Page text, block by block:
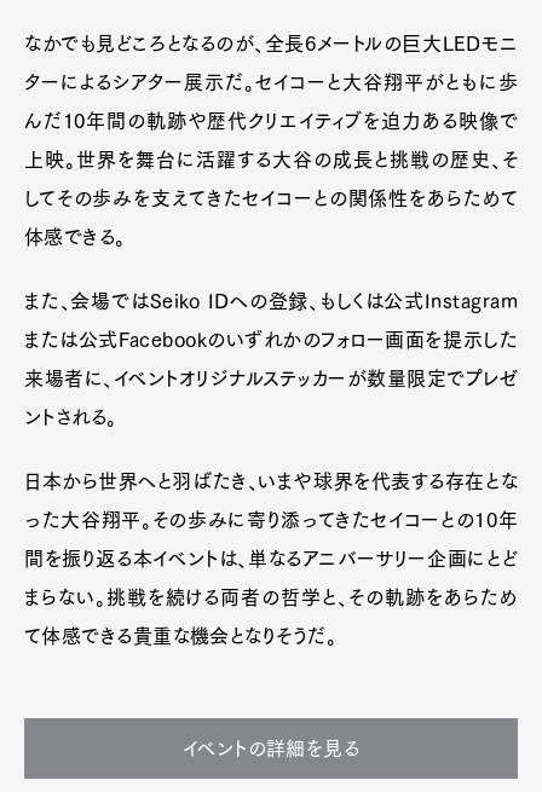
Art&DesignWatchFashion
Cars
ProductCultureLifestyle
Pen Membership
Magazine
Official Columnist
About
なかでも見どころとなるのが、全長6メートルの巨大LEDモニ
ターによるシアター展示だ。セイコーと大谷翔平がともに歩
んだ10年間の軌跡や歴代クリエイティブを迫力ある映像で
上映。世界を舞台に活躍する大谷の成長と挑戦の歴史、そ
してその歩みを支えてきたセイコーとの関係性をあらためて
体感できる。
また、会場ではSeiko IDへの登録、もしくは公式Instagram
または公式Facebookのいずれかのフォロー画面を提示した
来場者に、イベントオリジナルステッカーが数量限定でプレゼ
ントされる。
日本から世界へと羽ばたき、いまや球界を代表する存在とな
った大谷翔平。その歩みに寄り添ってきたセイコーとの10年
間を振り返る本イベントは、単なるアニバーサリー企画にとど
まらない。挑戦を続ける両者の哲学と、その軌跡をあらため
て体感できる貴重な機会となりそうだ。
イベントの詳細を見る